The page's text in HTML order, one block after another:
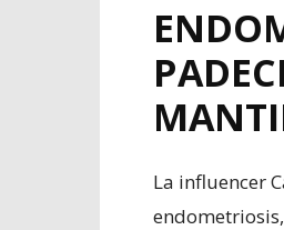
La influencer